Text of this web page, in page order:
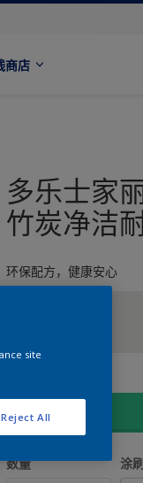
商店
多乐士家
竹炭净洁
环保配方，健康安心
数量 涂
site
Reject All